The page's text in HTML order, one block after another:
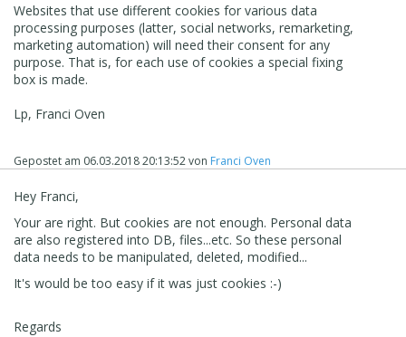
Websites that use different cookies for various data
processing purposes (latter, social networks, remarketing,
marketing automation) will need their consent for any
purpose. That is, for each use of cookies a special fixing
box is made.
Lp, Franci Oven
Gepostet am 06.03.2018 20:13:52von Franci Oven
Hey Franci,
Your are right. But cookies are not enough. Personal data
are also registered into DB, files...etc. So these personal
data needs to be manipulated, deleted, modified...
It's would be too easy if it was just cookies :-)
Regards